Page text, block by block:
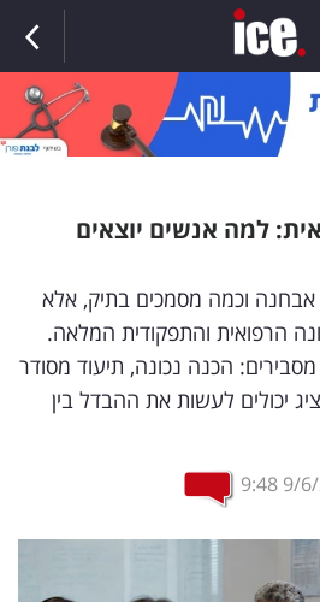
למה אנשים יוצאים
אבחנה וכמה מסמכים בתיק, אלא
הרפואית והתפקודית המלאה.
הכנה נכונה, תיעוד מסודר
יכולים לעשות את ההבדל בין
9/
9:48